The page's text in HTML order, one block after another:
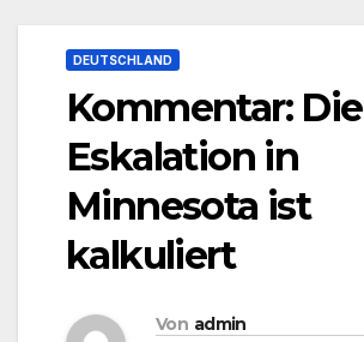
DEUTSCHLAND
Kommentar: Die
Eskalation in
Minnesota ist
kalkuliert
Von admin